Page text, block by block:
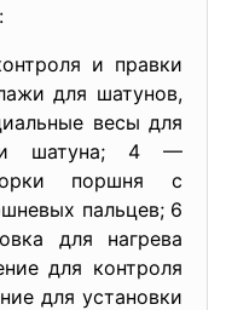
и правки
для шатунов,
весы для
шатуна; 4 —
поршня с
пальцев; 6
для нагрева
для контроля
для установки